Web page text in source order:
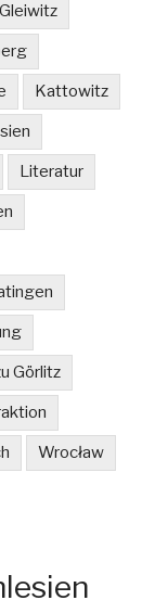
Gleiwitz
Kattowitz
Literatur
Görlitz
Wrocław